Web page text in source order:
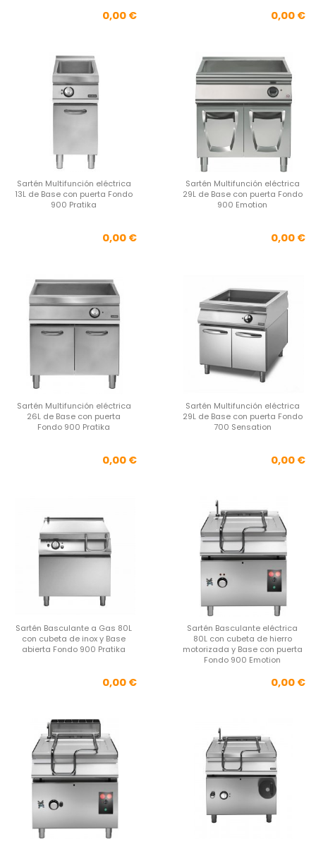
Precio
0,00 € 0,00 €
Sartén Multifunción eléctrica
13L de Base con puerta Fondo
900 Pratika
Precio
0,00 €
Sartén Multifunción eléctrica
29L de Base con puerta Fondo
900 Emotion
0,00 €
Sartén Multifunción eléctrica
26L de Base con puerta
Fondo 900 Pratika
Precio
0,00 €
Sartén Multifunción eléctrica
29L de Base con puerta Fondo
700 Sensation
0,00 €
Sartén Basculante a Gas 80L
con cubeta de inox y Base
abierta Fondo 900 Pratika
Precio
0,00 €
Sartén Basculante eléctrica
80L con cubeta de hierro
motorizada y Base con puerta
Fondo 900 Emotion
0,00 €